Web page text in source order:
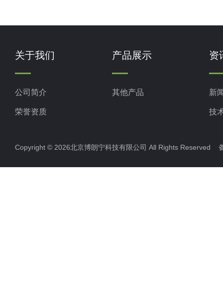
关于我们
公司简介
荣誉资质
产品展示
其他产品
资
新
技
Copyright © 2026北京博朗宁科技有限公司 All Rights Reserved